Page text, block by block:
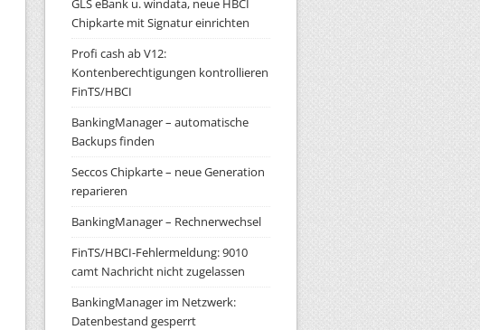
GLS eBank u. windata, neue HBCI
Chipkarte mit Signatur einrichten
Profi cash ab V12:
Kontenberechtigungen kontrollieren
FinTS/HBCI
BankingManager – automatische
Backups finden
Seccos Chipkarte – neue Generation
reparieren
BankingManager – Rechnerwechsel
FinTS/HBCI-Fehlermeldung: 9010
camt Nachricht nicht zugelassen
BankingManager im Netzwerk:
Datenbestand gesperrt